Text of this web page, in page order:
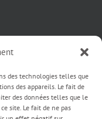
des technologies telles que
des appareils. Le fait de
des données telles que le
site. Le fait de ne pas